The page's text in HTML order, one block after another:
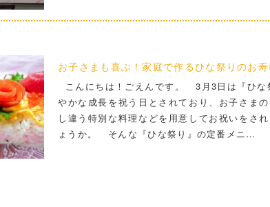
お子さまも喜ぶ！家庭で作るひな祭りのお
こんにちは！ごえんです。 3月3日は『ひな
やかな成長を祝う日とされており、お子さま
し違う特別な料理などを用意してお祝いをさ
ょうか。 そんな『ひな祭り』の定番メニ…